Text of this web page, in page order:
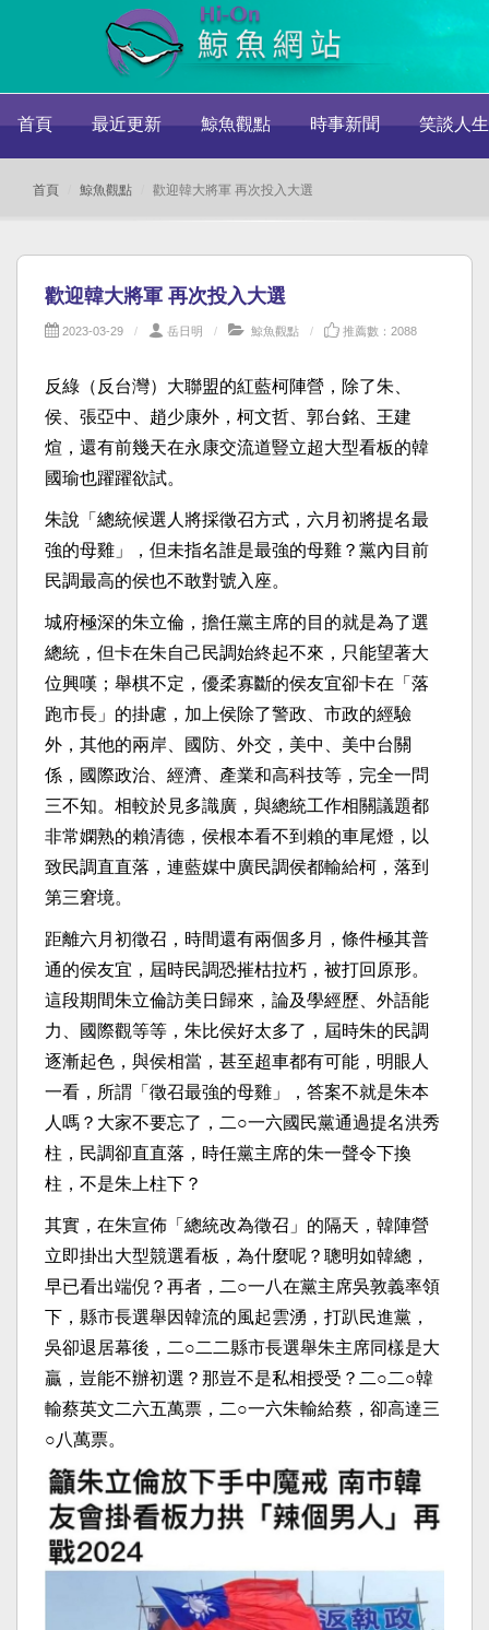
首頁 最近更新 鯨魚觀點 時事新聞 笑談人生
首頁 鯨魚觀點 歡迎韓大將軍 再次投入大選
歡迎韓大將軍 再次投入大選
2023-03-29 岳日明 鯨魚觀點 推薦數：2088
反綠（反台灣）大聯盟的紅藍柯陣營，除了朱、
侯、張亞中、趙少康外，柯文哲、郭台銘、王建
煊，還有前幾天在永康交流道豎立超大型看板的韓
國瑜也躍躍欲試。
朱說「總統候選人將採徵召方式，六月初將提名最
強的母雞」，但未指名誰是最強的母雞？黨內目前
民調最高的侯也不敢對號入座。
城府極深的朱立倫，擔任黨主席的目的就是為了選
總統，但卡在朱自己民調始終起不來，只能望著大
位興嘆；舉棋不定，優柔寡斷的侯友宜卻卡在「落
跑市長」的掛慮，加上侯除了警政、市政的經驗
外，其他的兩岸、國防、外交，美中、美中台關
係，國際政治、經濟、產業和高科技等，完全一問
三不知。相較於見多識廣，與總統工作相關議題都
非常嫻熟的賴清德，侯根本看不到賴的車尾燈，以
致民調直直落，連藍媒中廣民調侯都輸給柯，落到
第三窘境。
距離六月初徵召，時間還有兩個多月，條件極其普
通的侯友宜，屆時民調恐摧枯拉朽，被打回原形。
這段期間朱立倫訪美日歸來，論及學經歷、外語能
力、國際觀等等，朱比侯好太多了，屆時朱的民調
逐漸起色，與侯相當，甚至超車都有可能，明眼人
一看，所謂「徵召最強的母雞」，答案不就是朱本
人嗎？大家不要忘了，二○一六國民黨通過提名洪秀
柱，民調卻直直落，時任黨主席的朱一聲令下換
柱，不是朱上柱下？
其實，在朱宣佈「總統改為徵召」的隔天，韓陣營
立即掛出大型競選看板，為什麼呢？聰明如韓總，
早已看出端倪？再者，二○一八在黨主席吳敦義率領
下，縣市長選舉因韓流的風起雲湧，打趴民進黨，
吳卻退居幕後，二○二二縣市長選舉朱主席同樣是大
贏，豈能不辦初選？那豈不是私相授受？二○二○韓
輸蔡英文二六五萬票，二○一六朱輸給蔡，卻高達三
○八萬票。